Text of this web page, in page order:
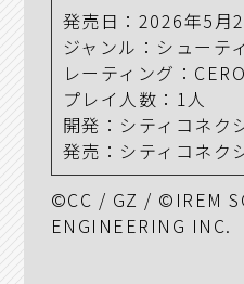
発売日：2026年5月
ジャンル：シューテ
レーティング：
プレイ人数：1人
開発：シティコネク
発売：シティコネク
©CC / GZ / ©IREM
ENGINEERING INC.